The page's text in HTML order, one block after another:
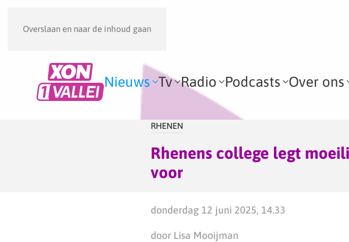
Overslaan en naar de inhoud gaan
Nieuws Tv Radio Podcasts Over ons
RHENEN
Rhenens college legt
voor
donderdag 12 juni 2025, 14.33
door Lisa Mooijman